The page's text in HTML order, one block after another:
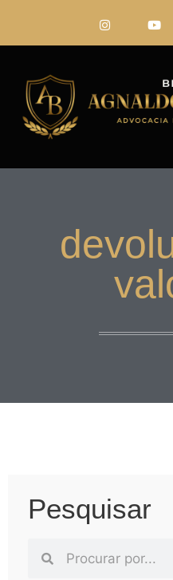
Pesquisar